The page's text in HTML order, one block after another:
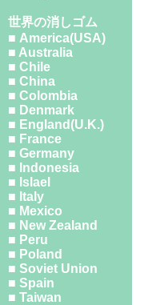
世界の消しゴム
■ America(USA)
■ Australia
■ Chile
■ China
■ Colombia
■ Denmark
■ England(U.K.)
■ France
■ Germany
■ Indonesia
■ Islael
■ Italy
■ Mexico
■ New Zealand
■ Peru
■ Poland
■ Soviet Union
■ Spain
■ Taiwan